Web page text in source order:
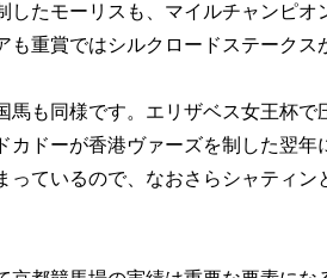
たモーリスも、マイルチャンピオ
重賞ではシルクロードステークス
も同様です。エリザベス女王杯で
カドーが香港ヴァーズを制した翌年
っているので、なおさらシャティン